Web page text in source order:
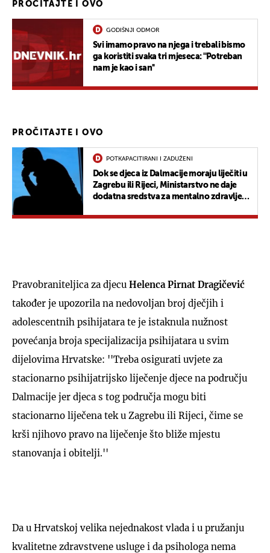
PROČITAJTE I OVO
GODIŠNJI ODMOR
Svi imamo pravo na njega i trebali bismo
ga koristiti svaka tri mjeseca: ''Potreban
nam je kao i san''
PROČITAJTE I OVO
POTKAPACITIRANI I ZADUŽENI
Dok se djeca iz Dalmacije moraju liječiti u
Zagrebu ili Rijeci, Ministarstvo ne daje
dodatna sredstva za mentalno zdravlje
Pravobraniteljica za djecu Helenca Pirnat Dragičević
također je upozorila na nedovoljan broj dječjih i
adolescentnih psihijatara te je istaknula nužnost
povećanja broja specijalizacija psihijatara u svim
dijelovima Hrvatske: ''Treba osigurati uvjete za
stacionarno psihijatrijsko liječenje djece na području
Dalmacije jer djeca s tog područja mogu biti
stacionarno liječena tek u Zagrebu ili Rijeci, čime se
krši njihovo pravo na liječenje što bliže mjestu
stanovanja i obitelji.''
Da u Hrvatskoj velika nejednakost vlada i u pružanju
kvalitetne zdravstvene usluge i da psihologa nema